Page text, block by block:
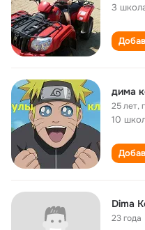
3
дима
25 лет,
10
Dima
23 года